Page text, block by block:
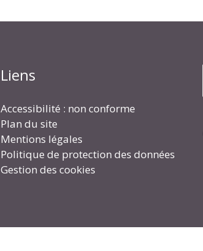
Liens
Accessibilité : non conforme
Plan du site
Mentions légales
Politique de protection des données
Gestion des cookies